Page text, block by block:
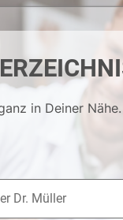
in Deiner